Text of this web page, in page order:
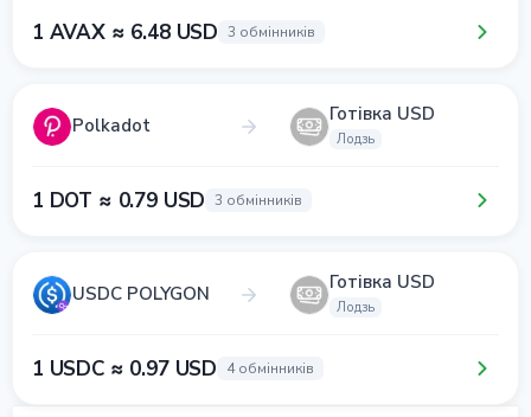
1 AVAX ≈ 6.48 USD 3 обмінників
Polkadot Готівка USD
Лодзь
1 DOT ≈ 0.79 USD 3 обмінників
USDC POLYGON Готівка USD
Лодзь
1 USDC ≈ 0.97 USD 4 обмінників